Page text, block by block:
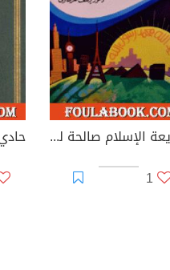
شريعة الإسلام صالحة للتطبيق في كل زمان ومكان
1